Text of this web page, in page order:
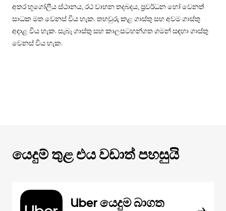
අතර භූගෝලීය ස්ථානය, රථ වාහන තදබදය, ප්‍රවර්ධන හෝ වෙනත්
සාධක මත වෙනස් විය හැක. තහවුරු කළ ගාස්තු සහ අවම ගාස්තු
අදාළ විය හැක. සැබෑ ගාස්තු සහ කාලසටහන්ගත ගමන් සඳහා ගාස්තු
වෙනස් විය හැක.
යෙදුම් තුළ එය වඩාත් පහසුයි
Uber යෙදුම බාගත